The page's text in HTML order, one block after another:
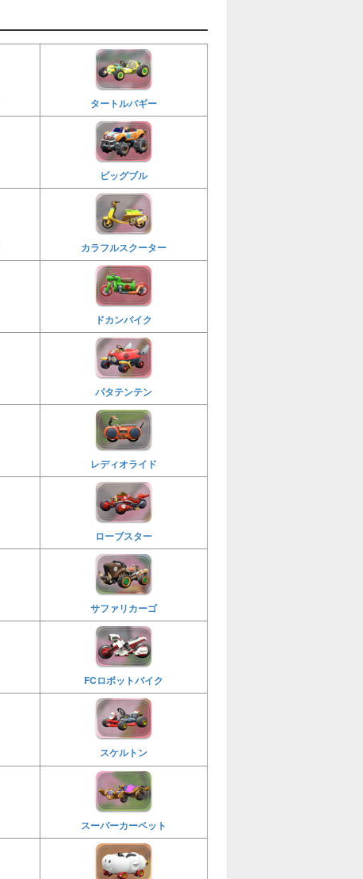
タートルバギー
ビッグブル
カラフルスクーター
ドカンバイク
パタテンテン
レディオライド
ローブスター
サファリカーゴ
FCロボットバイク
スケルトン
スーパーカーペット